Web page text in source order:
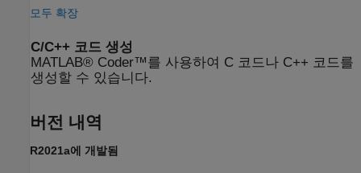
모두 확장
C/C++ 코드 생성
MATLAB® Coder™를 사용하여 C 코드나 C++ 코드를
생성할 수 있습니다.
버전 내역
R2021a에 개발됨